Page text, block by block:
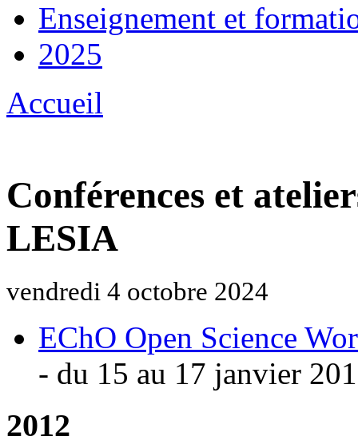
Enseignement et
2025
Accueil
Conférences et
LESIA
vendredi 4 octobre 2024
EChO Open Science
- du 15 au 17 janvier
2012